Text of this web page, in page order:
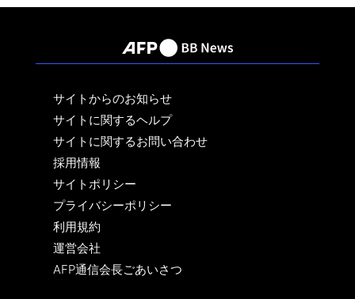
サイトからのお知らせ
サイトに関するヘルプ
サイトに関するお問い合わせ
採用情報
サイトポリシー
プライバシーポリシー
利用規約
運営会社
AFP通信会長ごあいさつ